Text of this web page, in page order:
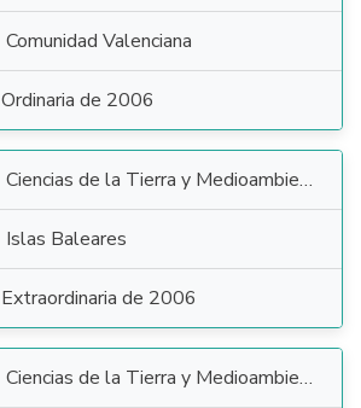
Comunidad Valenciana
Ordinaria de 2006
Ciencias de la Tierra y Medioambientales
Islas Baleares
Extraordinaria de 2006
Ciencias de la Tierra y Medioambientales